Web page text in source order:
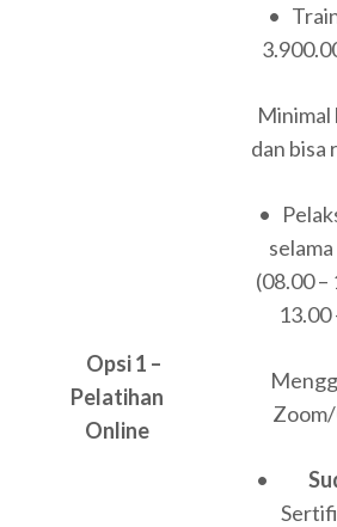
Opsi 1 –
Pelatihan
Online
•
Minimal
dan bisa
•
(08.00 –
13.00
•